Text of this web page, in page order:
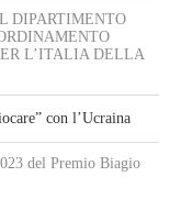
DIPARTIMENTO
L’ITALIA DELLA
con l’Ucraina
del Premio Biagio